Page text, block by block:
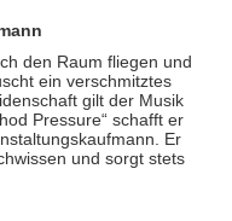
den Raum fliegen und
ein verschmitztes
gilt der Musik
Pressure“ schafft er
Er
und sorgt stets